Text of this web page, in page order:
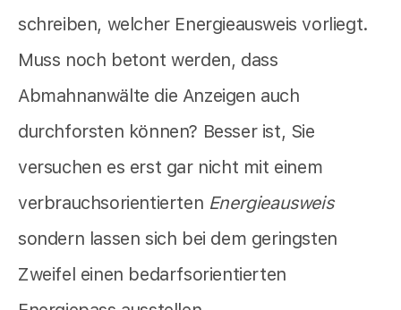
schreiben, welcher Energieausweis vorliegt.
Muss noch betont werden, dass
Abmahnanwälte die Anzeigen auch
durchforsten können? Besser ist, Sie
versuchen es erst gar nicht mit einem
verbrauchsorientierten Energieausweis
sondern lassen sich bei dem geringsten
Zweifel einen bedarfsorientierten